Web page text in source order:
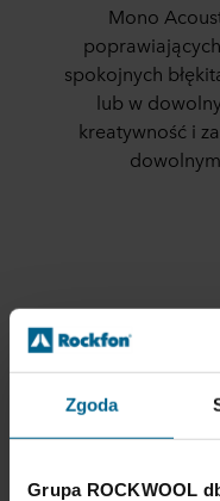
Zgoda
Grupa ROCKWOOL
Mono
spokojnych
lub w
kreatywność i
Wiesz już,